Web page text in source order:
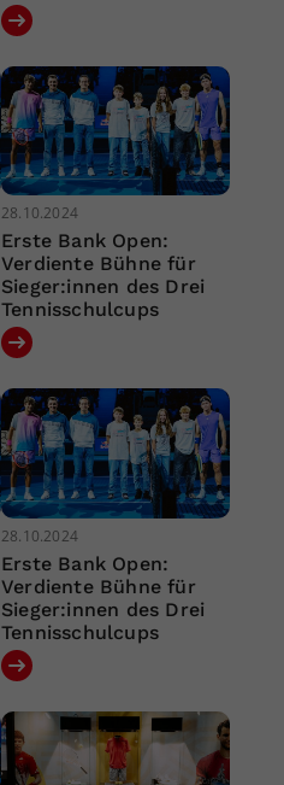
28.10.2024
Erste Bank Open:
Verdiente Bühne für
Sieger:innen des Drei
Tennisschulcups
28.10.2024
Erste Bank Open:
Verdiente Bühne für
Sieger:innen des Drei
Tennisschulcups